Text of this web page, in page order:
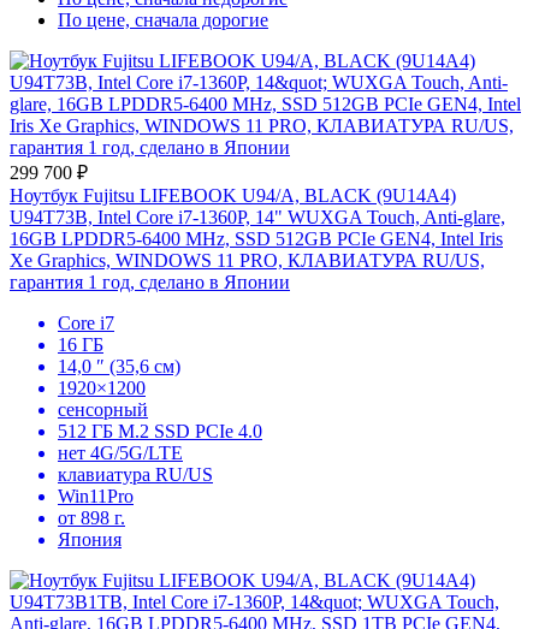
Выбрать конфигурацию
Смотреть характеристики
LIFEBOOK U94/A
898 г
стартовый вес
15.8 мм
тонкий корпус
14"
По цене, сначала дорогие
299 700 ₽
Ноутбук Fujitsu LIFEBOOK U94/A, BLACK (9U14A4)
U94T73B, Intel Core i7-1360P, 14" WUXGA Touch, Anti-glare,
16GB LPDDR5-6400 MHz, SSD 512GB PCIe GEN4, Intel Iris
Xe Graphics, WINDOWS 11 PRO, КЛАВИАТУРА RU/US,
гарантия 1 год, сделано в Японии
Core i7
16 ГБ
14,0 ″ (35,6 см)
1920×1200
сенсорный
512 ГБ M.2 SSD PCIe 4.0
нет 4G/5G/LTE
клавиатура RU/US
Win11Pro
от 898 г.
Япония